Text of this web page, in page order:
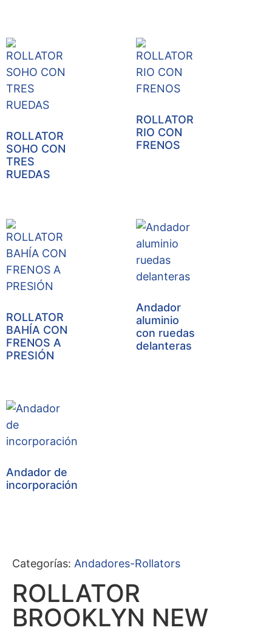
ROLLATOR
SOHO CON
TRES
RUEDAS
ROLLATOR
RIO CON
FRENOS
ROLLATOR
BAHÍA CON
FRENOS A
PRESIÓN
Andador
aluminio
con ruedas
delanteras
Andador de
incorporación
Categorías: Andadores-Rollators
ROLLATOR
BROOKLYN NEW